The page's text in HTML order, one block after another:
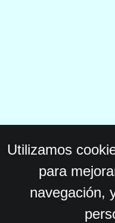
Utilizamos
para
navegación,